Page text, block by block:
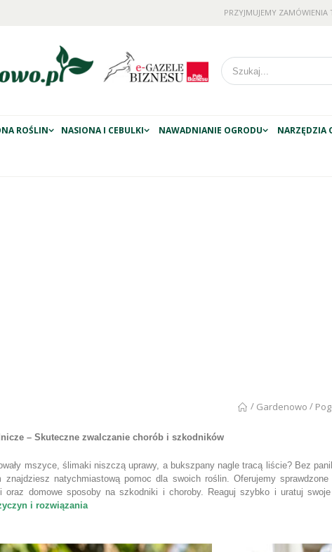
PRZYJMUJEMY ZAMÓWIENIA
ROŚLIN NASIONA I CEBULKI NAWADNIANIE OGRODU NARZĘDZIA
/ Gardenowo /
– Skuteczne zwalczanie chorób i szkodników
mszyce, ślimaki niszczą uprawy, a bukszpany nagle tracą liście? Bez
znajdziesz natychmiastową pomoc dla swoich roślin. Oferujemy
oraz domowe sposoby na szkodniki i choroby. Reaguj szybko i uratuj swoje
i rozwiązania